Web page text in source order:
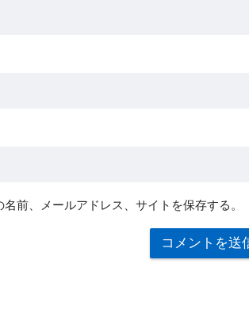
前、メールアドレス、サイトを保存する。